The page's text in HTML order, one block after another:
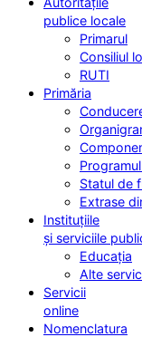
publice locale
Primarul
Consiliul
RUTI
Primăria
Statul de
Extrase
Instituțiile
și serviciile
Educația
Alte
Servicii
online
Nomenclatura